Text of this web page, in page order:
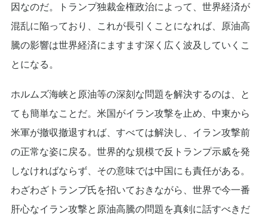
因なのだ。トランプ独裁金権政治によって、世界経済が
混乱に陥っており、これが長引くことになれば、原油高
騰の影響は世界経済にますます深く広く波及していくこ
とになる。
ホルムズ海峡と原油等の深刻な問題を解決するのは、と
ても簡単なことだ。米国がイラン攻撃を止め、中東から
米軍が撤収撤退すれば、すべては解決し、イラン攻撃前
の正常な姿に戻る。世界的な規模で反トランプ示威を発
しなければならず、その意味では中国にも責任がある。
わざわざトランプ氏を招いておきながら、世界で今一番
肝心なイラン攻撃と原油高騰の問題を真剣に話すべきだ